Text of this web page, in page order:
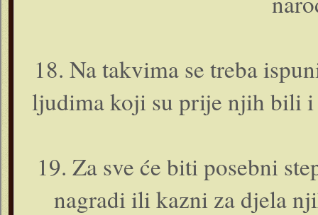
18. Na takvima se treba
ljudima koji su prije njih bili i
19. Za sve će biti posebni
nagradi ili kazni za djela